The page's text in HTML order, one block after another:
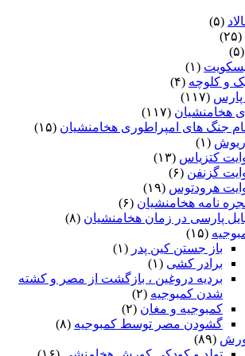
(۵)
(۲۵)
(۵)
(۱)
و کلوچه (۴)
پارس (۱۱۷)
هخامنشیان (۱۱۷)
جنگ های امپراطوری هخامنشیان (۱۵)
(۱)
کتزیاس (۱۳)
گزنفن (۶)
هرودتوس (۱۹)
نامه هخامنشیان (۶)
پارسی در زمان هخامنشیان (۸)
(۱۵)
باز جستن کین پدر (۱)
برادر کشی (۱)
بردیه دروغین ، بازگشت از مصر و کشته
شدن کمبوجیه (۲)
کمبوجیه و مغان (۲)
گشودن مصر توسط کمبوجیه (۸)
(۸۹)